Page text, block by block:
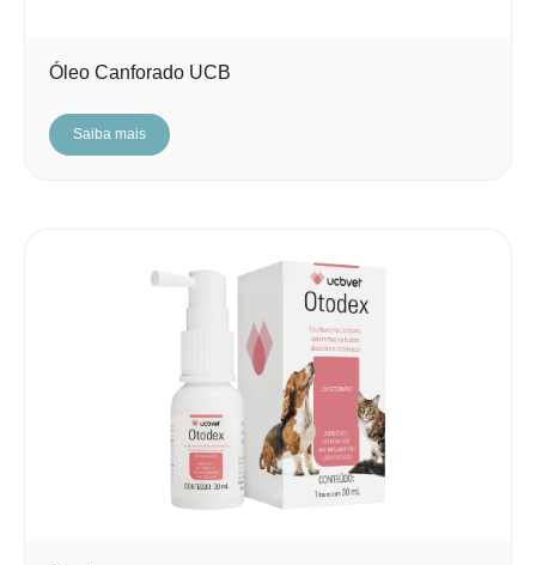
Óleo Canforado UCB
Saiba mais